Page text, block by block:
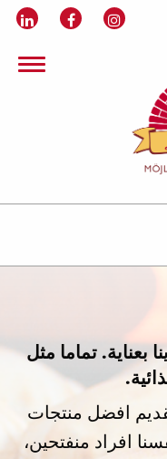
بعناية. تماما مثل
افضل منتجات
افراد منفتحين،